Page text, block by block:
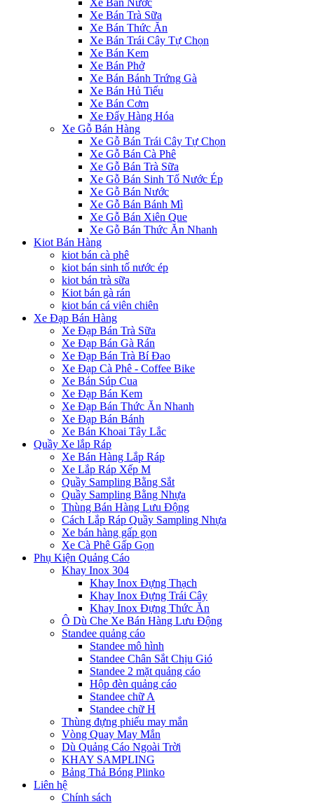
Xe Bán Nước
Xe Bán Trà Sữa
Xe Bán Thức Ăn
Xe Bán Trái Cây Tự Chọn
Xe Bán Kem
Xe Bán Phở
Xe Bán Bánh Trứng Gà
Xe Bán Hủ Tiếu
Xe Bán Cơm
Xe Đẩy Hàng Hóa
Xe Gỗ Bán Hàng
Xe Gỗ Bán Trái Cây Tự Chọn
Xe Gỗ Bán Cà Phê
Xe Gỗ Bán Trà Sữa
Xe Gỗ Bán Sinh Tố Nước Ép
Xe Gỗ Bán Nước
Xe Gỗ Bán Bánh Mì
Xe Gỗ Bán Xiên Que
Xe Gỗ Bán Thức Ăn Nhanh
Kiot Bán Hàng
kiot bán cà phê
kiot bán sinh tố nước ép
kiot bán trà sữa
Kiot bán gà rán
kiot bán cá viên chiên
Xe Đạp Bán Hàng
Xe Đạp Bán Trà Sữa
Xe Đạp Bán Gà Rán
Xe Đạp Bán Trà Bí Đao
Xe Đạp Cà Phê - Coffee Bike
Xe Bán Súp Cua
Xe Đạp Bán Kem
Xe Đạp Bán Thức Ăn Nhanh
Xe Đạp Bán Bánh
Xe Bán Khoai Tây Lắc
Quầy Xe lắp Ráp
Xe Bán Hàng Lắp Ráp
Xe Lắp Ráp Xếp M
Quầy Sampling Bằng Sắt
Quầy Sampling Bằng Nhựa
Thùng Bán Hàng Lưu Động
Cách Lắp Ráp Quầy Sampling Nhựa
Xe bán hàng gấp gọn
Xe Cà Phê Gấp Gọn
Phụ Kiện Quảng Cáo
Khay Inox 304
Khay Inox Đựng Thạch
Khay Inox Đựng Trái Cây
Khay Inox Đựng Thức Ăn
Ô Dù Che Xe Bán Hàng Lưu Động
Standee quảng cáo
Standee mô hình
Standee Chân Sắt Chịu Gió
Standee 2 mặt quảng cáo
Hộp đèn quảng cáo
Standee chữ A
Standee chữ H
Thùng đựng phiếu may mắn
Vòng Quay May Mắn
Dù Quảng Cáo Ngoài Trời
KHAY SAMPLING
Bảng Thả Bóng Plinko
Liên hệ
Chính sách